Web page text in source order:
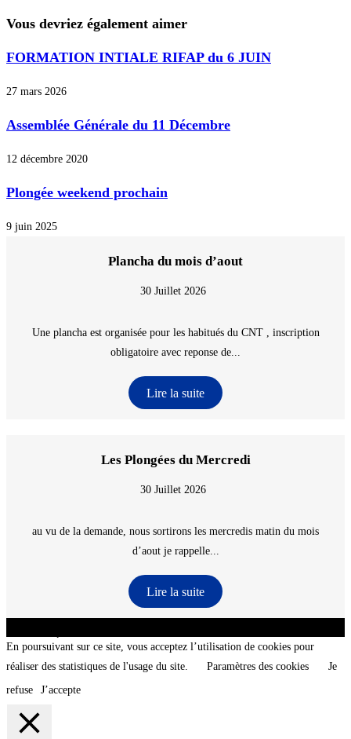
Vous devriez également aimer
FORMATION INTIALE RIFAP du 6 JUIN
27 mars 2026
Assemblée Générale du 11 Décembre
12 décembre 2020
Plongée weekend prochain
9 juin 2025
Plancha du mois d’aout
30 Juillet 2026
Une plancha est organisée pour les habitués du CNT , inscription
obligatoire avec reponse de...
Lire la suite
Les Plongées du Mercredi
30 Juillet 2026
au vu de la demande, nous sortirons les mercredis matin du mois
d’aout je rappelle...
Lire la suite
En poursuivant sur ce site, vous acceptez l’utilisation de cookies pour
réaliser des statistiques de l'usage du site.
Paramètres des cookies
Je
refuse
J’accepte